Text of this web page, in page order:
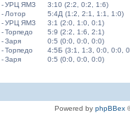
-УРЦ ЯМЗ
3:10 (2:2, 0:2, 1:6)
- Лотор
5:4Д (1:2, 2:1, 1:1, 1:0)
-УРЦ ЯМЗ
3:1 (2:0, 1:0, 0:1)
-Торпедо
5:9 (2:2, 1:6, 2:1)
-Заря
0:5 (0:0, 0:0, 0:0)
-Торпедо
4:5Б (3:1, 1:3, 0:0, 0:0,
-Заря 0:5 (0:0, 0:0, 0:0)
Powered by phpBBex